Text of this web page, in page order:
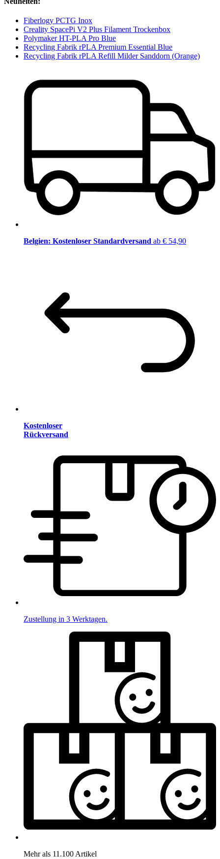
Fiberlogy PCTG Inox
Creality SpacePi V2 Plus Filament Trockenbox
Polymaker HT-PLA Pro Blue
Recycling Fabrik rPLA Premium Essential Blue
Recycling Fabrik rPLA Refill Milder Sanddorn (Orange)
Belgien: Kostenloser Standardversand ab € 54,90
Kostenloser
Rückversand
Zustellung in 3 Werktagen.
Mehr als 11.100 Artikel